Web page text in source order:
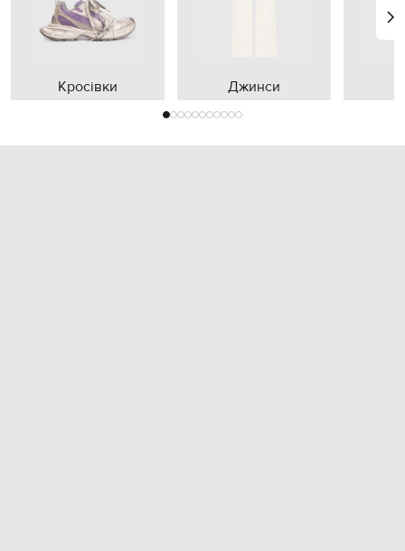
Кросівки Джинси